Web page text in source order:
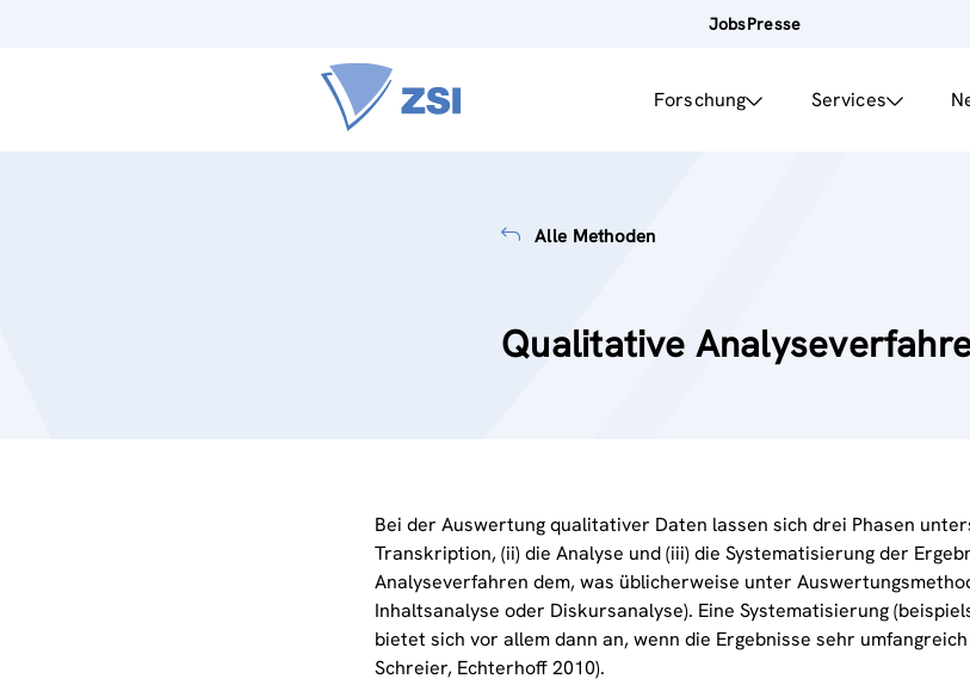
JobsPresse
Forschung Services
Alle Methoden
Qualitative
Bei der Auswertung qualitativer Daten lassen sich drei Phasen
Transkription, (ii) die Analyse und (iii) die Systematisierung der
Analyseverfahren dem, was üblicherweise unter
Inhaltsanalyse oder Diskursanalyse). Eine Systematisierung
bietet sich vor allem dann an, wenn die Ergebnisse sehr
Schreier, Echterhoff 2010).